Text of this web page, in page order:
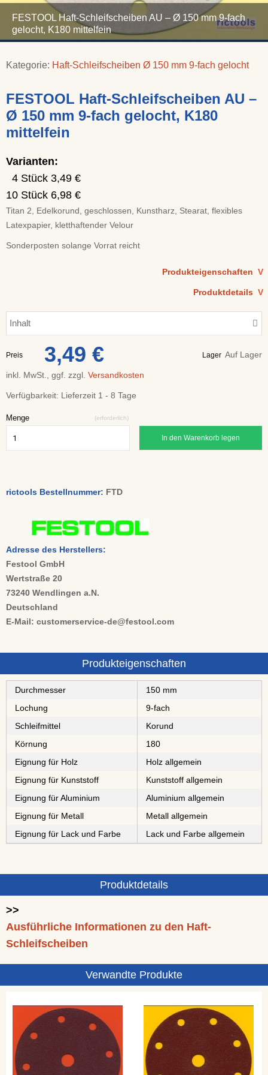
FESTOOL Haft-Schleifscheiben AU – Ø 150 mm 9-fach
gelocht, K180 mittelfein
Kategorie: Haft-Schleifscheiben Ø 150 mm 9-fach gelocht
FESTOOL Haft-Schleifscheiben AU –
Ø 150 mm 9-fach gelocht, K180
mittelfein
Varianten:
4 Stück 3,49 €
10 Stück 6,98 €
Titan 2, Edelkorund, geschlossen, Kunstharz, Stearat, flexibles
Latexpapier, kletthaftender Velour
Sonderposten solange Vorrat reicht
Produkteigenschaften V
Produktdetails V
Inhalt
Preis 3,49 € Lager Auf Lager
inkl. MwSt., ggf. zzgl. Versandkosten
Verfügbarkeit: Lieferzeit 1 - 8 Tage
Menge (erforderlich)
In den Warenkorb legen
rictools Bestellnummer: FTD
Adresse des Herstellers:
Festool GmbH
Wertstraße 20
73240 Wendlingen a.N.
Deutschland
E-Mail: customerservice-de@festool.com
Produkteigenschaften
Durchmesser
150 mm
Lochung
9-fach
Schleifmittel
⁠⁠⁠Korund
Körnung
180
Eignung für Holz
Holz allgemein
Eignung für Kunststoff
Kunststoff allgemein
Eignung für Aluminium
Aluminium allgemein
Eignung für Metall
Metall allgemein
Eignung für Lack und Farbe
Lack und Farbe allgemein
Produktdetails
>>
Ausführliche Informationen zu den Haft-
Schleifscheiben
Verwandte Produkte